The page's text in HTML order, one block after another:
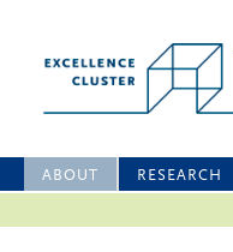
ABOUT RESEARCH